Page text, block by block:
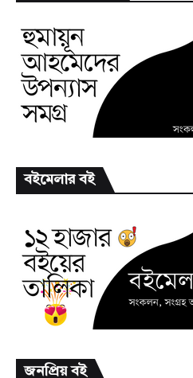
বইমেলার বই
জনপ্রিয় বই